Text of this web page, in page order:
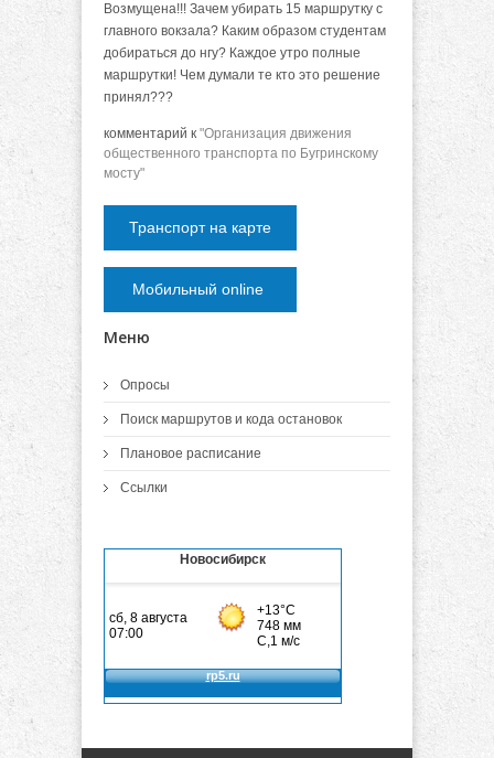
Возмущена!!! Зачем убирать 15 маршрутку с
главного вокзала? Каким образом студентам
добираться до нгу? Каждое утро полные
маршрутки! Чем думали те кто это решение
принял???
комментарий к "Организация движения
общественного транспорта по Бугринскому
мосту"
Транспорт на карте
Мобильный online
Меню
Опросы
Поиск маршрутов и кода остановок
Плановое расписание
Ссылки
Новосибирск